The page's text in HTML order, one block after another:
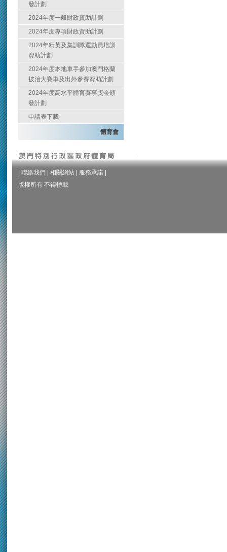
發計劃
2024年度一般財政資助計劃
2024年度專項財政資助計劃
2024年精英及集訓隊運動員培訓
資助計劃
2024年度本地車手參加澳門格蘭
披治大賽車及出外參賽資助計劃
2024年度高水平體育賽事獎金頒
發計劃
申請表下載
體育會
聯絡我們 相關網站 服務承諾
版權所有 不得轉載